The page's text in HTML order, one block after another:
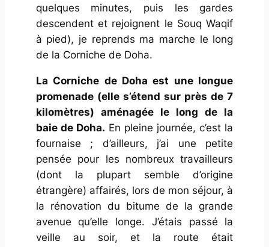
quelques minutes, puis les gardes
descendent et rejoignent le Souq Waqif
à pied), je reprends ma marche le long
de la Corniche de Doha.
La Corniche de Doha est une longue
promenade (elle s’étend sur près de 7
kilomètres) aménagée le long de la
baie de Doha. En pleine journée, c’est la
fournaise ; d’ailleurs, j’ai une petite
pensée pour les nombreux travailleurs
(dont la plupart semble d’origine
étrangère) affairés, lors de mon séjour, à
la rénovation du bitume de la grande
avenue qu’elle longe. J’étais passé la
veille au soir, et la route était